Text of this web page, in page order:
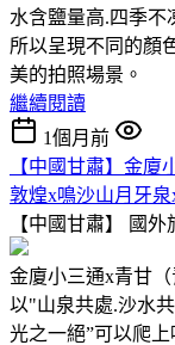
水含鹽量高.四季不
所以呈現不同的顏
美的拍照場景。
繼續閱讀
1個月前
【中國甘肅】金廈
敦煌x鳴沙山月牙
【中國甘肅】
國外
金廈小三通x青甘
以"山泉共處.沙水
光之一絕”可以爬